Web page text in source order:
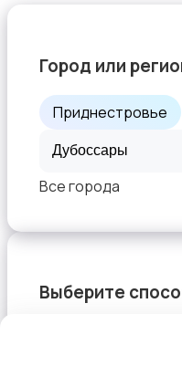
Блузы и рубашки
Город или
Приднестровье
Все города
Выберите